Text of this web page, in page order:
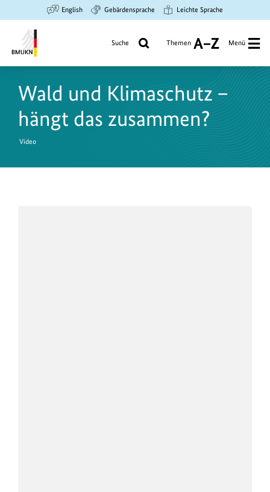
Hauptinhalt
springen
Suche
springen
Hauptnavigation
springen
English Gebärdensprache Leichte Sprache
Umwelt,
Naturschutz
Suche Themen
A
Z
Menü
Wald und Klimaschutz –
hängt das zusammen?
Video